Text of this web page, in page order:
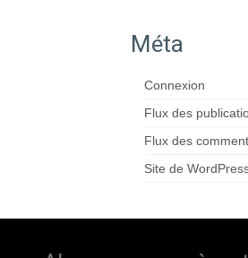
Méta
Connexion
Flux des
Flux des
Site de